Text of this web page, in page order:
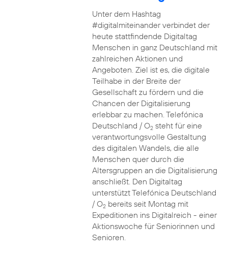
Unter dem Hashtag
#digitalmiteinander verbindet der
heute stattfindende Digitaltag
Menschen in ganz Deutschland mit
zahlreichen Aktionen und
Angeboten. Ziel ist es, die digitale
Teilhabe in der Breite der
Gesellschaft zu fördern und die
Chancen der Digitalisierung
erlebbar zu machen. Telefónica
Deutschland / O2steht für eine
verantwortungsvolle Gestaltung
des digitalen Wandels, die alle
Menschen quer durch die
Altersgruppen an die Digitalisierung
anschließt. Den Digitaltag
unterstützt Telefónica Deutschland
/ O2bereits seit Montag mit
Expeditionen ins Digitalreich - einer
Aktionswoche für Seniorinnen und
Senioren.